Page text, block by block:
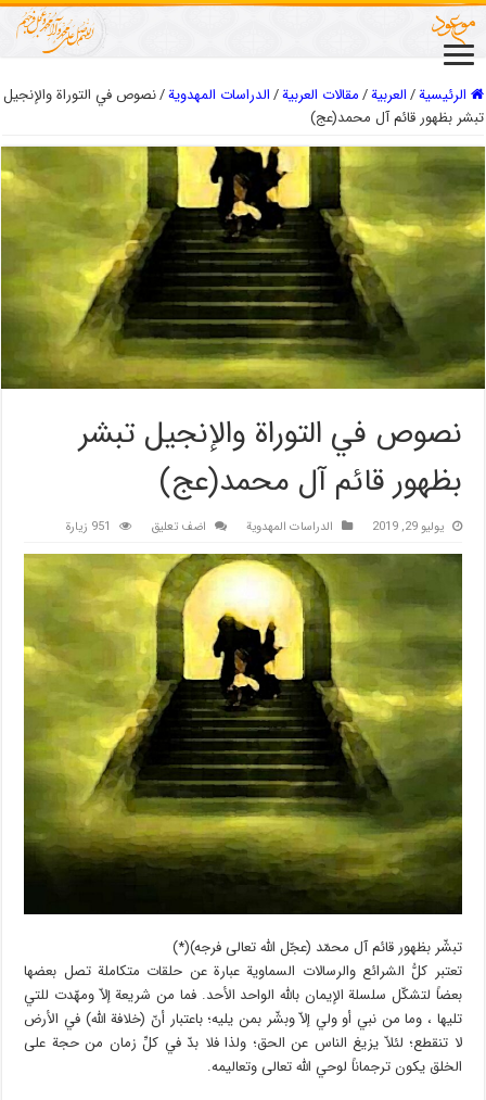
الرئيسية/العربیة/مقالات العربیة/الدراسات المهدویة/نصوص في التوراة والإنجيل
تبشر بظهور قائم آل محمد(عج)
نصوص في التوراة والإنجيل تبشر
بظهور قائم آل محمد(عج)
يوليو 29, 2019 الدراسات المهدویة اضف تعليق 951 زيارة
تبشّر بظهور قائم آل محمّد (عجّل الله تعالى فرجه)(*)
تعتبر كلُّ الشرائع والرسالات السماوية عبارة عن حلقات متكاملة تصل بعضها
بعضاً لتشكّل سلسلة الإيمان بالله الواحد الأحد. فما من شريعة إلاّ ومهّدت للتي
تليها ، وما من نبي أو ولي إلاّ وبشّر بمن يليه؛ باعتبار أنّ (خلافة الله) في الأرض
لا تنقطع؛ لئلاّ يزيغ الناس عن الحق؛ ولذا فلا بدّ في كلِّ زمان من حجة على
الخلق يكون ترجماناً لوحي الله تعالى وتعاليمه.